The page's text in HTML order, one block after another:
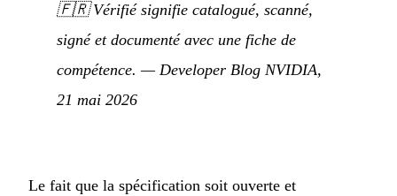
🇫🇷Vérifié signifie catalogué, scanné,
signé et documenté avec une fiche de
compétence. — Developer Blog NVIDIA,
21 mai 2026
Le fait que la spécification soit ouverte et